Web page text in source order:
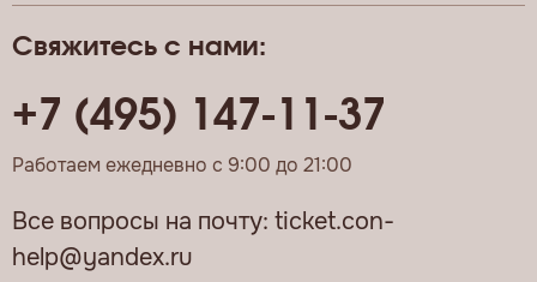
Свяжитесь с нами:
+7 (495) 147-11-37
Работаем ежедневно с 9:00 до 21:00
Все вопросы на почту: ticket.con-
help@yandex.ru